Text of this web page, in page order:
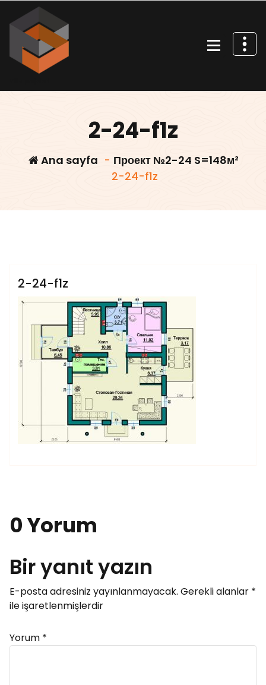
geç
2-24-f1z
Ana sayfa - Проект №2-24 S=148м²
2-24-f1z
2-24-f1z
0 Yorum
Bir yanıt yazın
E-posta adresiniz yayınlanmayacak. Gerekli alanlar *
ile işaretlenmişlerdir
Yorum *